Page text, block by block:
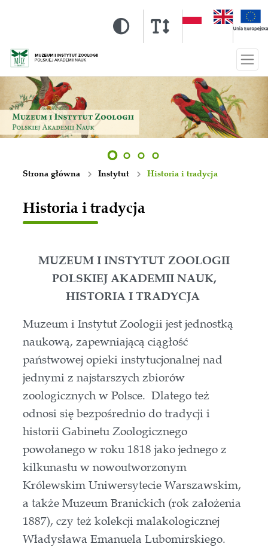
Strona główna Instytut Historia i tradycja
Historia i tradycja
MUZEUM I INSTYTUT ZOOLOGII
POLSKIEJ AKADEMII NAUK,
HISTORIA I TRADYCJA
Muzeum i Instytut Zoologii jest jednostką
naukową, zapewniającą ciągłość
państwowej opieki instytucjonalnej nad
jednymi z najstarszych zbiorów
zoologicznych w Polsce. Dlatego też
odnosi się bezpośrednio do tradycji i
historii Gabinetu Zoologicznego
powołanego w roku 1818 jako jednego z
kilkunastu w nowoutworzonym
Królewskim Uniwersytecie Warszawskim,
a także Muzeum Branickich (rok założenia
1887), czy też kolekcji malakologicznej
Władysława Emanuela Lubomirskiego.